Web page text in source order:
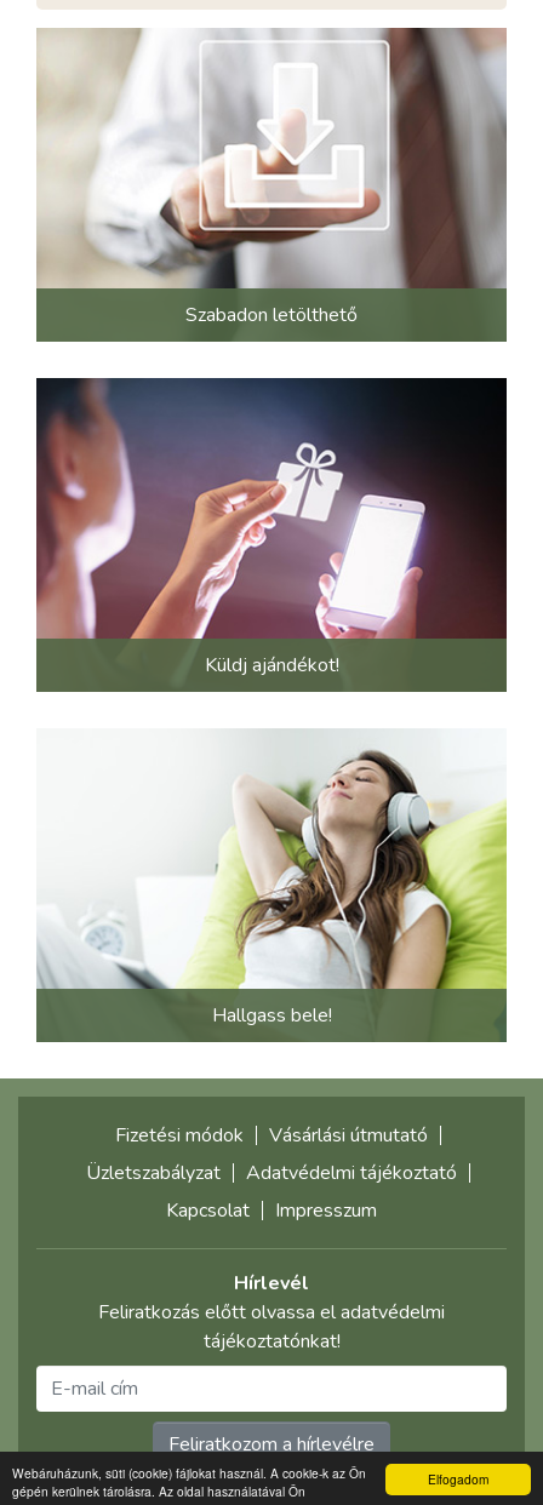
Elfogadom
Webáruházunk, süti (cookie) fájlokat használ. A cookie-k az Ön
gépén kerülnek tárolásra. Az oldal használatával Ön
Szabadon letölthető
Küldj ajándékot!
Hallgass bele!
Fizetési módok
Vásárlási útmutató
Üzletszabályzat
Adatvédelmi tájékoztató
Kapcsolat
Impresszum
Hírlevél
Feliratkozás előtt olvassa el adatvédelmi
tájékoztatónkat!
Feliratkozom a hírlevélre
©2021 multimediaplaza.com